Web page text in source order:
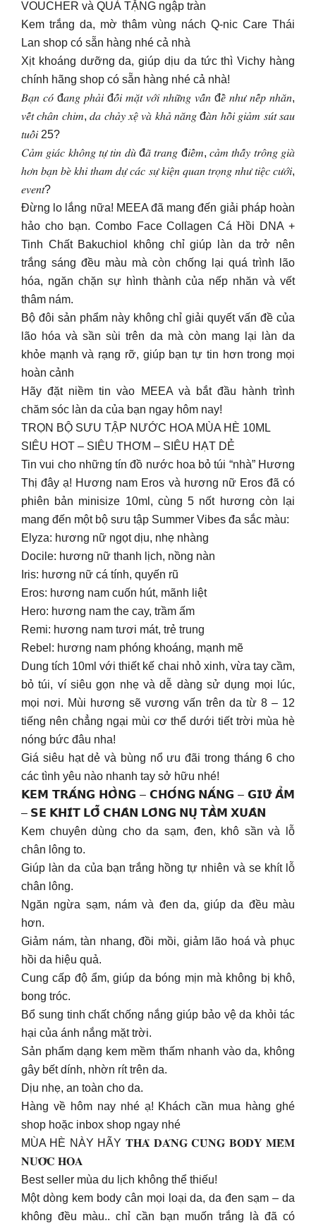
VOUCHER và QUÀ TẶNG ngập tràn
Kem trắng da, mờ thâm vùng nách Q-nic Care Thái
Lan shop có sẵn hàng nhé cả nhà
Xịt khoáng dưỡng da, giúp dịu da tức thì Vichy hàng
chính hãng shop có sẵn hàng nhé cả nhà!
𝐵𝑎̣𝑛 𝑐𝑜́ đ𝑎𝑛𝑔 𝑝ℎ𝑎̉𝑖 đ𝑜̂́𝑖 𝑚𝑎̣̆𝑡 𝑣𝑜̛́𝑖 𝑛ℎ𝑢̛̃𝑛𝑔 𝑣𝑎̂́𝑛 đ𝑒̂̀ 𝑛ℎ𝑢̛ 𝑛𝑒̂́𝑝 𝑛ℎ𝑎̆𝑛,
𝑣𝑒̂́𝑡 𝑐ℎ𝑎̂𝑛 𝑐ℎ𝑖𝑚, 𝑑𝑎 𝑐ℎ𝑎̉𝑦 𝑥𝑒̣̂ 𝑣𝑎̀ 𝑘ℎ𝑎̉ 𝑛𝑎̆𝑛𝑔 đ𝑎̀𝑛 ℎ𝑜̂̀𝑖 𝑔𝑖𝑎̉𝑚 𝑠𝑢́𝑡 𝑠𝑎𝑢
𝑡𝑢𝑜̂̉𝑖 25?
𝐶𝑎̉𝑚 𝑔𝑖𝑎́𝑐 𝑘ℎ𝑜̂𝑛𝑔 𝑡𝑢̛̣ 𝑡𝑖𝑛 𝑑𝑢̀ đ𝑎̃ 𝑡𝑟𝑎𝑛𝑔 đ𝑖𝑒̂̉𝑚, 𝑐𝑎̉𝑚 𝑡ℎ𝑎̂́𝑦 𝑡𝑟𝑜̂𝑛𝑔 𝑔𝑖𝑎̀
ℎ𝑜̛𝑛 𝑏𝑎̣𝑛 𝑏𝑒̀ 𝑘ℎ𝑖 𝑡ℎ𝑎𝑚 𝑑𝑢̛̣ 𝑐𝑎́𝑐 𝑠𝑢̛̣ 𝑘𝑖𝑒̣̂𝑛 𝑞𝑢𝑎𝑛 𝑡𝑟𝑜̣𝑛𝑔 𝑛ℎ𝑢̛ 𝑡𝑖𝑒̣̂𝑐 𝑐𝑢̛𝑜̛́𝑖,
𝑒𝑣𝑒𝑛𝑡?
Đừng lo lắng nữa! MEEA đã mang đến giải pháp hoàn
hảo cho bạn. Combo Face Collagen Cá Hồi DNA +
Tinh Chất Bakuchiol không chỉ giúp làn da trở nên
trắng sáng đều màu mà còn chống lại quá trình lão
hóa, ngăn chặn sự hình thành của nếp nhăn và vết
thâm nám.
Bộ đôi sản phẩm này không chỉ giải quyết vấn đề của
lão hóa và sần sùi trên da mà còn mang lại làn da
khỏe mạnh và rạng rỡ, giúp bạn tự tin hơn trong mọi
hoàn cảnh
Hãy đặt niềm tin vào MEEA và bắt đầu hành trình
chăm sóc làn da của bạn ngay hôm nay!
TRỌN BỘ SƯU TẬP NƯỚC HOA MÙA HÈ 10ML
SIÊU HOT – SIÊU THƠM – SIÊU HẠT DẺ
Tin vui cho những tín đồ nước hoa bỏ túi “nhà” Hương
Thị đây ạ! Hương nam Eros và hương nữ Eros đã có
phiên bản minisize 10ml, cùng 5 nốt hương còn lại
mang đến một bộ sưu tập Summer Vibes đa sắc màu:
Elyza: hương nữ ngọt dịu, nhẹ nhàng
Docile: hương nữ thanh lịch, nồng nàn
Iris: hương nữ cá tính, quyến rũ
Eros: hương nam cuốn hút, mãnh liệt
Hero: hương nam the cay, trầm ấm
Remi: hương nam tươi mát, trẻ trung
Rebel: hương nam phóng khoáng, mạnh mẽ
Dung tích 10ml với thiết kế chai nhỏ xinh, vừa tay cầm,
bỏ túi, ví siêu gọn nhẹ và dễ dàng sử dụng mọi lúc,
mọi nơi. Mùi hương sẽ vương vấn trên da từ 8 – 12
tiếng nên chẳng ngại mùi cơ thể dưới tiết trời mùa hè
nóng bức đâu nha!
Giá siêu hạt dẻ và bùng nổ ưu đãi trong tháng 6 cho
các tình yêu nào nhanh tay sở hữu nhé!
𝗞𝗘𝗠 𝗧𝗥𝗔̆́𝗡𝗚 𝗛𝗢̂̀𝗡𝗚 – 𝗖𝗛𝗢̂́𝗡𝗚 𝗡𝗔̆́𝗡𝗚 – 𝗚𝗜𝗨̛̃ 𝗔̂̉𝗠
– 𝗦𝗘 𝗞𝗛𝗜́𝗧 𝗟𝗢̂̃ 𝗖𝗛𝗔̂𝗡 𝗟𝗢̂𝗡𝗚 𝗡𝗨̣ 𝗧𝗔̂̀𝗠 𝗫𝗨𝗔̂𝗡
Kem chuyên dùng cho da sạm, đen, khô sần và lỗ
chân lông to.
Giúp làn da của bạn trắng hồng tự nhiên và se khít lỗ
chân lông.
Ngăn ngừa sạm, nám và đen da, giúp da đều màu
hơn.
Giảm nám, tàn nhang, đồi mồi, giảm lão hoá và phục
hồi da hiệu quả.
Cung cấp độ ẩm, giúp da bóng mịn mà không bị khô,
bong tróc.
Bổ sung tinh chất chống nắng giúp bảo vệ da khỏi tác
hại của ánh nắng mặt trời.
Sản phẩm dạng kem mềm thấm nhanh vào da, không
gây bết dính, nhờn rít trên da.
Dịu nhẹ, an toàn cho da.
Hàng về hôm nay nhé ạ! Khách cần mua hàng ghé
shop hoặc inbox shop ngay nhé
MÙA HÈ NÀY HÃY 𝐓𝐇𝐀̉ 𝐃𝐀́𝐍𝐆 𝐂𝐔̀𝐍𝐆 𝐁𝐎𝐃𝐘 𝐌𝐄̂̀𝐌
𝐍𝐔̛𝐎̛́𝐂 𝐇𝐎𝐀
Best seller mùa du lịch không thể thiếu!
Một dòng kem body cân mọi loại da, da đen sạm – da
không đều màu.. chỉ cần bạn muốn trắng là đã có